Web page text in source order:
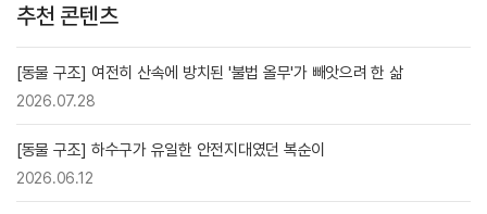
추천 콘텐츠
[동물 구조] 여전히 산속에 방치된 '불법 올무'가 빼앗으려 한 삶
2026.07.28
[동물 구조] 하수구가 유일한 안전지대였던 복순이
2026.06.12